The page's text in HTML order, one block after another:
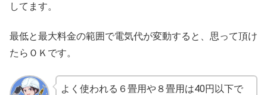
してます。
最低と最大料金の範囲で電気代が変動すると、思って頂け
たらＯＫです。
よく使われる６畳用や８畳用は40円以下で